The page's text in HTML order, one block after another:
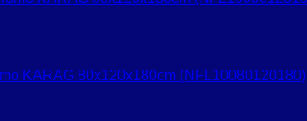
KARAG 80x120x180cm (NFL10080120180)